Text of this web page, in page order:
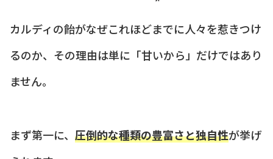
カルディの飴がなぜこれほどまでに人々を惹きつけ
るのか、その理由は単に「甘いから」だけではあり
ません。
まず第一に、 圧倒的な種類の豊富さと独自性が挙げ